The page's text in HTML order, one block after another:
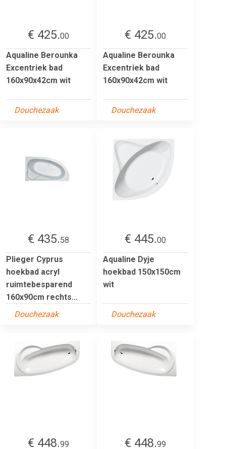
€ 425.00
Aqualine Berounka
Excentriek bad
160x90x42cm wit
Douchezaak
€ 425.00
Aqualine Berounka
Excentriek bad
160x90x42cm wit
Douchezaak
€ 435.58
Plieger Cyprus
hoekbad acryl
ruimtebesparend
160x90cm rechts...
Douchezaak
€ 445.00
Aqualine Dyje
hoekbad 150x150cm
wit
Douchezaak
€ 448.99
€ 448.99